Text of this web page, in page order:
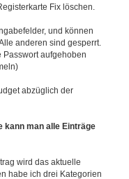
Fix löschen.
und können
anderen sind gesperrt.
Passwort aufgehoben
abzüglich der
kann man alle Einträge
wird das aktuelle
habe ich drei Kategorien